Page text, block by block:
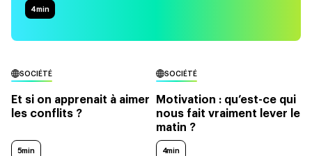
4min
SOCIÉTÉ
Et si on apprenait à aimer
les conflits ?
5min
SOCIÉTÉ
Motivation : qu’est-ce qui
nous fait vraiment lever le
matin ?
4min